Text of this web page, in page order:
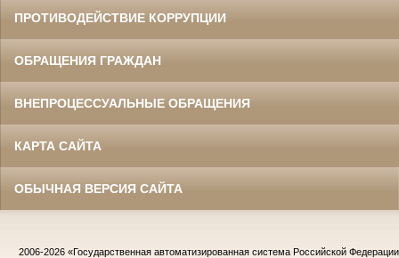
ПРОТИВОДЕЙСТВИЕ КОРРУПЦИИ
ОБРАЩЕНИЯ ГРАЖДАН
ВНЕПРОЦЕССУАЛЬНЫЕ ОБРАЩЕНИЯ
КАРТА САЙТА
ОБЫЧНАЯ ВЕРСИЯ САЙТА
2006-2026 «Государственная автоматизированная система Российской